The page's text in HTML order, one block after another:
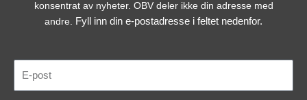
konsentrat av nyheter. OBV deler ikke din adresse med
andre. Fyll inn din e-postadresse i feltet nedenfor.
post